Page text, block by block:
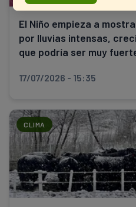
El Niño empieza a
por lluvias intensas,
que podría ser muy
17/07/2026 - 15:35
CLIMA